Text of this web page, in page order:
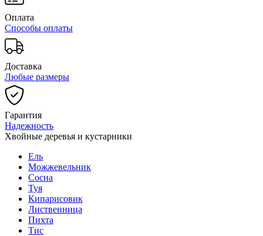
Оплата
Способы оплаты
Доставка
Любые размеры
Гарантия
Надежность
Хвойные деревья и кустарники
Ель
Можжевельник
Сосна
Туя
Кипарисовик
Лиственница
Пихта
Тис